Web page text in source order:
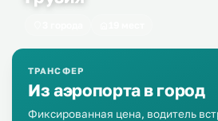
ТРАНСФЕР
Из аэропорта в город
Фиксированная цена, водитель